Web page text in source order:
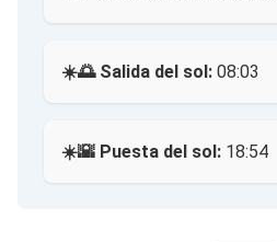
☀️🌅 Salida del sol: 08:03
☀️🌇 Puesta del sol: 18:54